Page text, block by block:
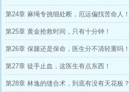
第24章 麻绳专挑细处断，厄运偏找苦命人！
第25章 黄金抢救时间，只有十分钟！
第26章 保腿还是保命，医生分不清轻重吗！
第27章 徒手止血，这医生有点东西！
第28章 林逸的缝合术，到底有没有天花板？